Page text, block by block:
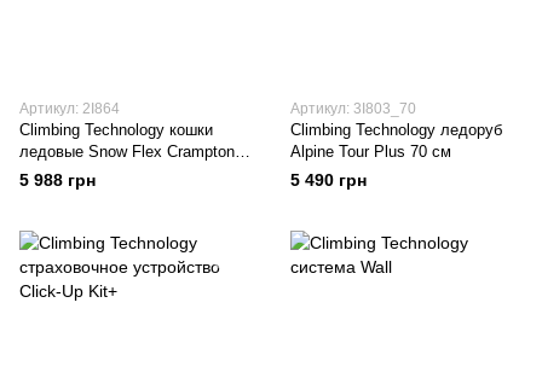
Артикул: 2I864
Climbing Technology кошки
ледовые Snow Flex Crampton
Classic
5 988 грн
Артикул: 3I803_70
Climbing Technology ледоруб
Alpine Tour Plus 70 см
5 490 грн